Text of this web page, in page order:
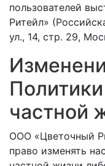
пользователей
Ритейл»
ул., 14, стр. 29,
частной
ООО «Цветочный
право изменять